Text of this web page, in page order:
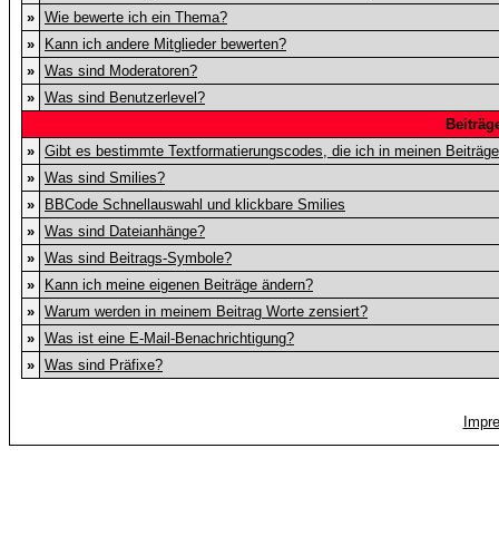
» Wie bewerte ich ein Thema?
»
Kann ich andere Mitglieder bewerten?
» Was sind Moderatoren?
» Was sind Benutzerlevel?
» Gibt es bestimmte Textformatierungscodes, die ich in meinen
» Was sind Smilies?
»
BBCode Schnellauswahl und klickbare Smilies
» Was sind Dateianhänge?
» Was sind Beitrags-Symbole?
»
Kann ich meine eigenen Beiträge ändern?
» Warum werden in meinem Beitrag Worte zensiert?
» Was ist eine E-Mail-Benachrichtigung?
» Was sind Präfixe?